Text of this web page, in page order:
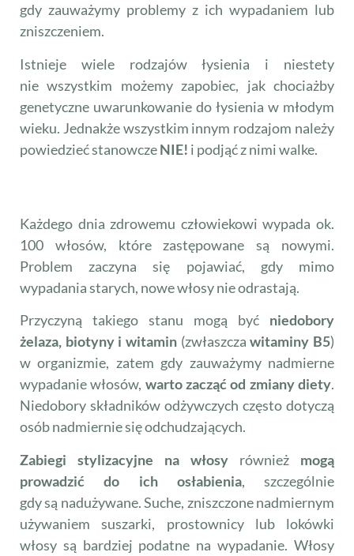
gdy zauważymy problemy z ich wypadaniem lub
zniszczeniem.
Istnieje wiele rodzajów łysienia i niestety
nie wszystkim możemy zapobiec, jak chociażby
genetyczne uwarunkowanie do łysienia w młodym
wieku. Jednakże wszystkim innym rodzajom należy
powiedzieć stanowczeNIE! i podjąć z nimi walke.
Każdego dnia zdrowemu człowiekowi wypada ok.
100 włosów, które zastępowane są nowymi.
Problem zaczyna się pojawiać, gdy mimo
wypadania starych, nowe włosy nie odrastają.
Przyczyną takiego stanu mogą być niedobory
żelaza, biotyny i witamin (zwłaszczawitaminy B5)
w organizmie, zatem gdy zauważymy nadmierne
wypadanie włosów, warto zacząć od zmiany diety.
Niedobory składników odżywczych często dotyczą
osób nadmiernie się odchudzających.
Zabiegi stylizacyjne na włosy również mogą
prowadzić do ich osłabienia, szczególnie
gdy są nadużywane. Suche, zniszczone nadmiernym
używaniem suszarki, prostownicy lub lokówki
włosy są bardziej podatne na wypadanie. Włosy